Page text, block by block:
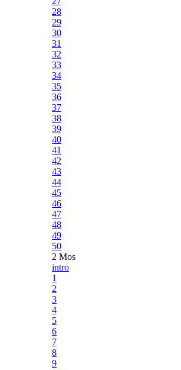
28
29
30
31
32
33
34
35
36
37
38
39
40
41
42
43
44
45
46
47
48
49
50
2 Mos
intro
1
2
3
4
5
6
7
8
9